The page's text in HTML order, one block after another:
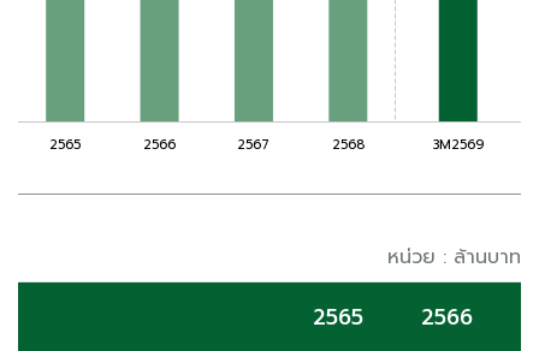
หน่วย : ล้านบาท
2565 2566